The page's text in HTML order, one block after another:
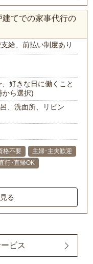
てでの家事代行の
支給、前払い制度あり
好きな日に働くこと
から選択)
、洗面所、リビン
格不要
主婦･主夫歓迎
行･直帰OK
る
ビス